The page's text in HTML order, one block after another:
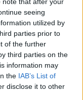
seeing
utilized by
parties prior to
of the further
third parties on the
information may
the IAB’s List of
disclose it to other
di 28 e 30 anni
per un controllo,
nero che conteneva